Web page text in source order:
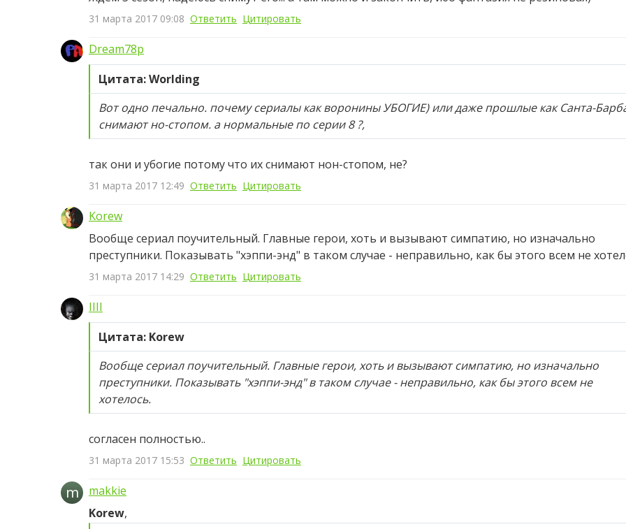
31 марта 2017 09:08 Ответить Цитировать
Dream78p
Цитата: Worlding
Вот одно печально. почему сериалы как воронины УБОГИЕ) или даже прошлые как Санта-
снимают но-стопом. а нормальные по серии 8 ?,
так они и убогие потому что их снимают нон-стопом, не?
31 марта 2017 12:49 Ответить Цитировать
Korew
Вообще сериал поучительный. Главные герои, хоть и вызывают симпатию, но изначально
преступники. Показывать "хэппи-энд" в таком случае - неправильно, как бы этого всем не
31 марта 2017 14:29 Ответить Цитировать
IIII
Цитата: Korew
Вообще сериал поучительный. Главные герои, хоть и вызывают симпатию, но изначально
преступники. Показывать "хэппи-энд" в таком случае - неправильно, как бы этого всем не
хотелось.
согласен полностью..
31 марта 2017 15:53 Ответить Цитировать
m
makkie
Korew,